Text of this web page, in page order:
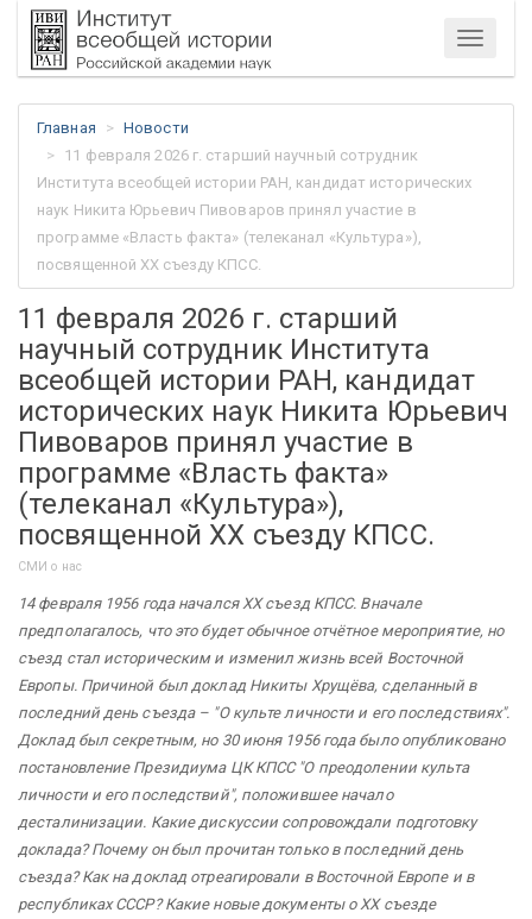
Меню
Главная
Новости
11 февраля 2026 г. старший научный сотрудник
Института всеобщей истории РАН, кандидат исторических
наук Никита Юрьевич Пивоваров принял участие в
программе «Власть факта» (телеканал «Культура»),
посвященной ХХ съезду КПСС.
11 февраля 2026 г. старший
научный сотрудник Института
всеобщей истории РАН, кандидат
исторических наук Никита Юрьевич
Пивоваров принял участие в
программе «Власть факта»
(телеканал «Культура»),
посвященной ХХ съезду КПСС.
СМИ о нас
14 февраля 1956 года начался ХХ съезд КПСС. Вначале
предполагалось, что это будет обычное отчётное мероприятие, но
съезд стал историческим и изменил жизнь всей Восточной
Европы. Причиной был доклад Никиты Хрущёва, сделанный в
последний день съезда – "О культе личности и его последствиях".
Доклад был секретным, но 30 июня 1956 года было опубликовано
постановление Президиума ЦК КПСС "О преодолении культа
личности и его последствий", положившее начало
десталинизации. Какие дискуссии сопровождали подготовку
доклада? Почему он был прочитан только в последний день
съезда? Как на доклад отреагировали в Восточной Европе и в
республиках СССР? Какие новые документы о ХХ съезде